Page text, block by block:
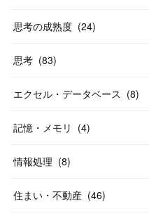
思考の成熟度 (24)
思考 (83)
エクセル・データベース (8)
記憶・メモリ (4)
情報処理 (8)
住まい・不動産 (46)